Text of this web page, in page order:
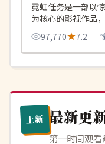
霓虹任务是一部以
为核心的影视作品
绕危机、反转与人
长展开，整体节奏紧
凑，值得推荐观看。
97,770 7.2
上新 最新更
第一时间观